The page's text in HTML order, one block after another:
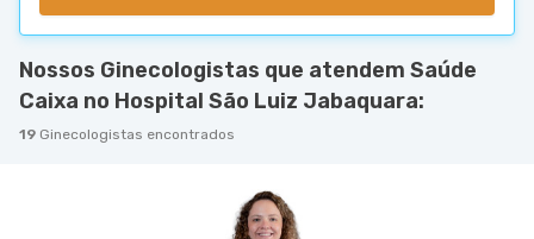
Nossos Ginecologistas que atendem Saúde
Caixa no Hospital São Luiz Jabaquara:
19 Ginecologistas encontrados